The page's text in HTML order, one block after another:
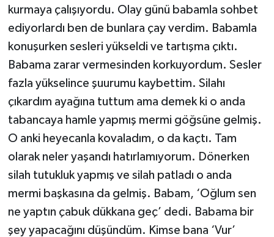
kurmaya çalışıyordu. Olay günü babamla sohbet
ediyorlardı ben de bunlara çay verdim. Babamla
konuşurken sesleri yükseldi ve tartışma çıktı.
Babama zarar vermesinden korkuyordum. Sesler
fazla yükselince şuurumu kaybettim. Silahı
çıkardım ayağına tuttum ama demek ki o anda
tabancaya hamle yapmış mermi göğsüne gelmiş.
O anki heyecanla kovaladım, o da kaçtı. Tam
olarak neler yaşandı hatırlamıyorum. Dönerken
silah tutukluk yapmış ve silah patladı o anda
mermi başkasına da gelmiş. Babam, ‘Oğlum sen
ne yaptın çabuk dükkana geç’ dedi. Babama bir
şey yapacağını düşündüm. Kimse bana ‘Vur’